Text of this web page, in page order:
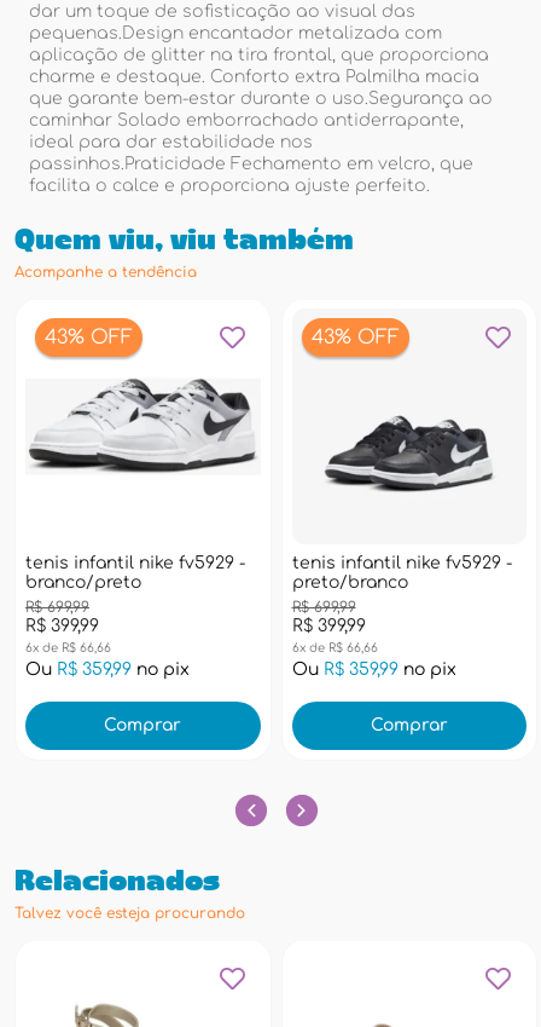
dar um toque de sofisticação ao visual das
pequenas.Design encantador metalizada com
aplicação de glitter na tira frontal, que proporciona
charme e destaque. Conforto extra Palmilha macia
que garante bem-estar durante o uso.Segurança ao
caminhar Solado emborrachado antiderrapante,
ideal para dar estabilidade nos
passinhos.Praticidade Fechamento em velcro, que
facilita o calce e proporciona ajuste perfeito.
Quem viu, viu também
Acompanhe a tendência
43% OFF
tenis infantil nike fv5929 -
branco/preto
R$ 399,99
R$ 699,99
6x de R$ 66,66
Ou R$ 359,99 no pix
Comprar
43% OFF
tenis infantil nike fv5929 -
preto/branco
R$ 399,99
R$ 699,99
6x de R$ 66,66
Ou R$ 359,99no pix
Comprar
Relacionados
Talvez você esteja procurando